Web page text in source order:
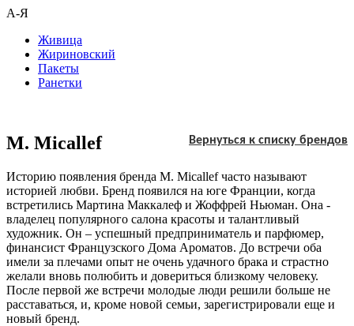
А-Я
Живица
Жириновский
Пакеты
Ранетки
M. Micallef Вернуться к списку брендов
Историю появления бренда M. Micallef часто называют
историей любви. Бренд появился на юге Франции, когда
встретились Мартина Маккалеф и Жоффрей Ньюман. Она -
владелец популярного салона красоты и талантливый
художник. Он – успешный предприниматель и парфюмер,
финансист Французского Дома Ароматов. До встречи оба
имели за плечами опыт не очень удачного брака и страстно
желали вновь полюбить и довериться близкому человеку.
После первой же встречи молодые люди решили больше не
расставаться, и, кроме новой семьи, зарегистрировали еще и
новый бренд.